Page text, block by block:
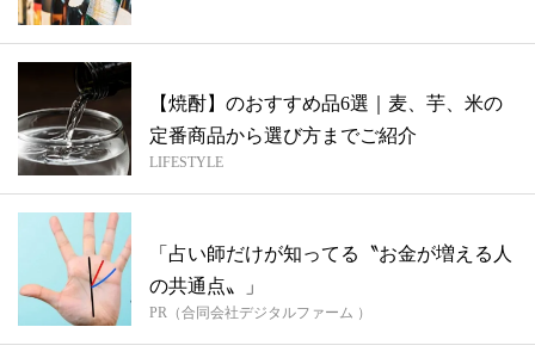
【焼酎】のおすすめ品6選｜麦、芋、米の
定番商品から選び方までご紹介
LIFESTYLE
「占い師だけが知ってる〝お金が増える人
の共通点〟」
PR（合同会社デジタルファーム ）